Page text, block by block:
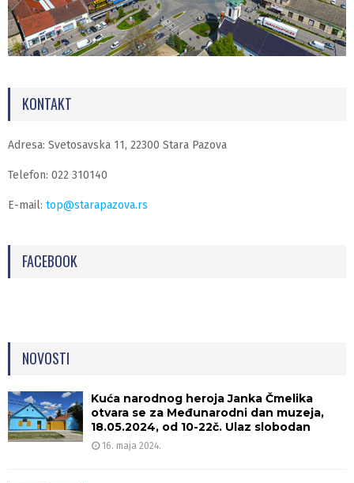
KONTAKT
Adresa: Svetosavska 11, 22300 Stara Pazova
Telefon: 022 310140
E-mail: top@starapazova.rs
FACEBOOK
NOVOSTI
Kuća narodnog heroja Janka Čmelika
otvara se za Međunarodni dan muzeja,
18.05.2024, od 10-22č. Ulaz slobodan
16. maja 2024.